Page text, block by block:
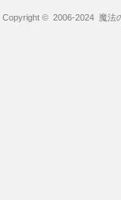
Copyright © 2006-2024 魔法